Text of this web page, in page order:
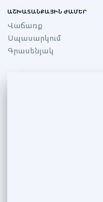
ԱՇԽԱՏԱՆՔԱՅԻՆ ԺԱՄԵՐ
Վաճառք
Սպասարկում
Գրասենյակ